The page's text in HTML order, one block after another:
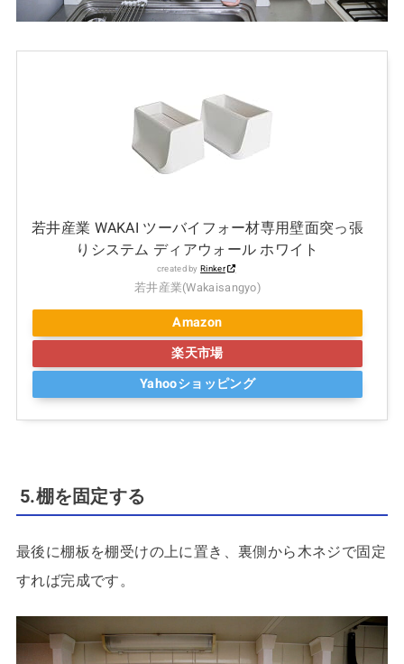
若井産業 WAKAI ツーバイフォー材専用壁面突っ張
りシステム ディアウォール ホワイト
created byRinker
若井産業(Wakaisangyo)
Amazon
楽天市場
Yahooショッピング
5.棚を固定する
最後に棚板を棚受けの上に置き、裏側から木ネジで固定
すれば完成です。